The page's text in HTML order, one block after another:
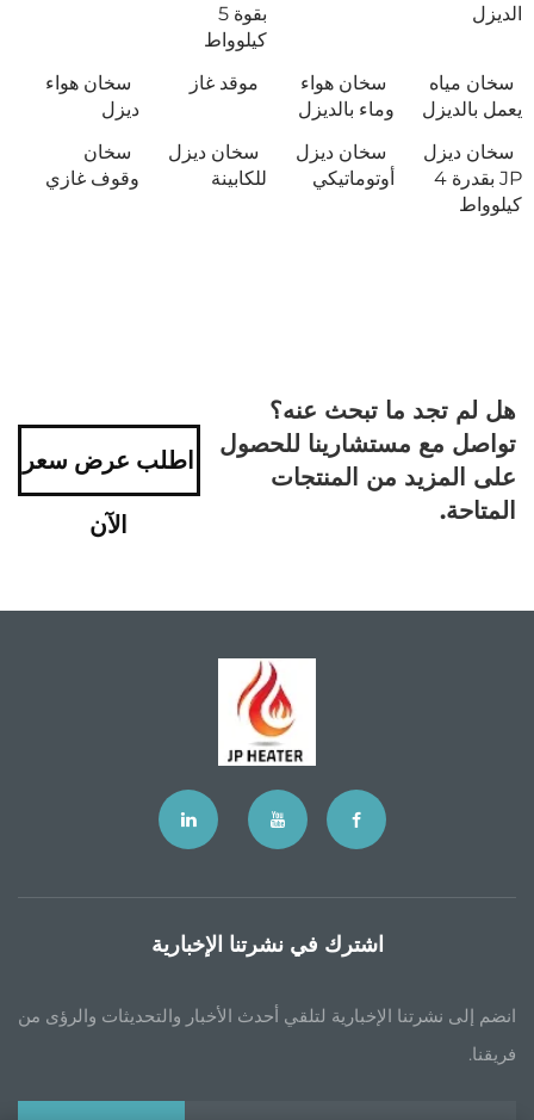
الديزل
بقوة 5
كيلوواط
سخان مياه
يعمل بالديزل
سخان هواء
وماء بالديزل
موقد غاز
سخان هواء
ديزل
سخان ديزل
JP بقدرة 4
كيلوواط
سخان ديزل
أوتوماتيكي
سخان ديزل
للكابينة
سخان
وقوف غازي
هل لم تجد ما تبحث عنه؟
تواصل مع مستشارينا للحصول
على المزيد من المنتجات
المتاحة.
اطلب عرض سعر
الآن
اشترك في نشرتنا الإخبارية
انضم إلى نشرتنا الإخبارية لتلقي أحدث الأخبار والتحديثات والرؤى من
فريقنا.